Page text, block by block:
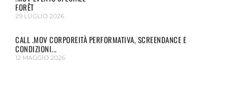
FORÊT
29 LUGLIO 2026
CALL .MOV CORPOREITÀ PERFORMATIVA, SCREENDANCE E
CONDIZIONI...
12 MAGGIO 2026